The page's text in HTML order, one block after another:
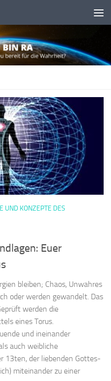
UND KONZEPTE DES
Euer
bleiben; Chaos, Unwahres
oder werden gewandelt. Das
werden die
eines Torus.
und ineinander
auch weibliche
13ten, der liebenden Gottes-
miteinander zu einer